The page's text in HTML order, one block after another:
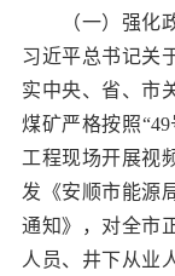
（一）强化政
习近平总书记关
实中央、省、市
煤矿严格按照
工程现场开展视
发《安顺市能源
通知》，对全市
人员、井下从业